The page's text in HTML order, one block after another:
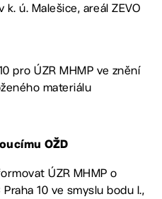
ú. Malešice, areál ZEVO
pro ÚZR MHMP ve znění
materiálu
OŽD
ÚZR MHMP o
10 ve smyslu bodu I.,